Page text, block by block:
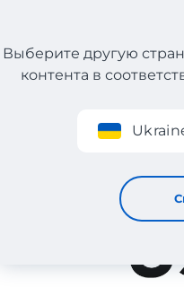
Регистрация
Выберите другую
контента в